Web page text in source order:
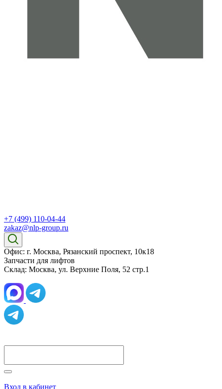
+7 (499) 110-04-44
zakaz@nlp-group.ru
Офис: г. Москва, Рязанский проспект, 10к18
Запчасти для лифтов
Склад: Москва, ул. Верхние Поля, 52 стр.1
Вход в кабинет